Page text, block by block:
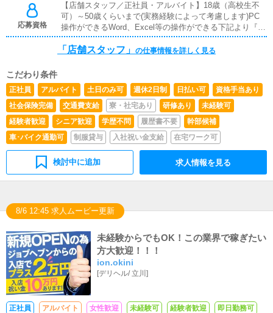
験の方でも安心して働けます。■PC更新業務ヘブンネット
など、ポータルサイト等の店舗情報更新作業を行います。
キャストの出勤情報やイベント、求人ブログの作成となり
ます。■清掃・備品管理快適にお過ごしいただくため、店
内の清掃や備品の管理・補充を行っていただきます。■企
があります。【新規お客様の増加】【お客様のリピート向
上】【キャスト入店数の増加】など、売上UPに繋がる施
策の提案を行っていただきます。まずは店舗スタッフとし
て、ステップアップを考えています！その後適切な評価の
もと昇給昇格し、現場を管理する立場になるキャリアもあ
ります。
応募資格
【店舗スタッフ／正社員・アルバイト】18歳（高校生不
可）～50歳くらいまで(実務経験によって考慮します)PC
操作ができるWord、Excel等の操作ができる下記より『１
つでも』当てはまればOK！・高卒以上歓迎・大卒以上歓
迎・四大卒以上歓迎・運転免許をお持ちの方◎未経験でも
イバー／アルバイト（業務委託）】★同時募集！★・普通
自動車運転免許をお持ちの方・20歳以上の方・皆さん平
均的に６時間から８時間勤務して頂いてます・同乗者対象
の保険加入済み・4ドアの自家用車をお持ちの方・安全運
転ができる方・責任感を持って業務に取り組める方・学
歴・経験不問（未経験歓迎）・正接感のある服装や頭髪で
業務に臨める方※自家用車持ち込み可能な方優遇※他エリ
ア送迎可能な方優遇（立川・多摩・八王子・町田エリア、
「店舗スタッフ」 の仕事情報を詳しく見る
こだわり条件
正社員 アルバイト 土日のみ可 週休2日制 日払い可
資格手当あり
社会保険完備
交通費支給 寮・社宅あり 研修あり
未経験可
経験者歓迎
シニア歓迎 学歴不問 履歴書不要
幹部候補
車･バイク通勤可
制服貸与 入社祝い金支給 在宅ワーク可
検討中に追加 求人情報を見る
8/6 12:45 求人ムービー更新
未経験からでもOK！この業界で稼ぎたい
方大歓迎！！！
ion.okini
[デリヘル/ 立川]
正社員 アルバイト 女性歓迎 未経験可 経験者歓迎 即日勤務可